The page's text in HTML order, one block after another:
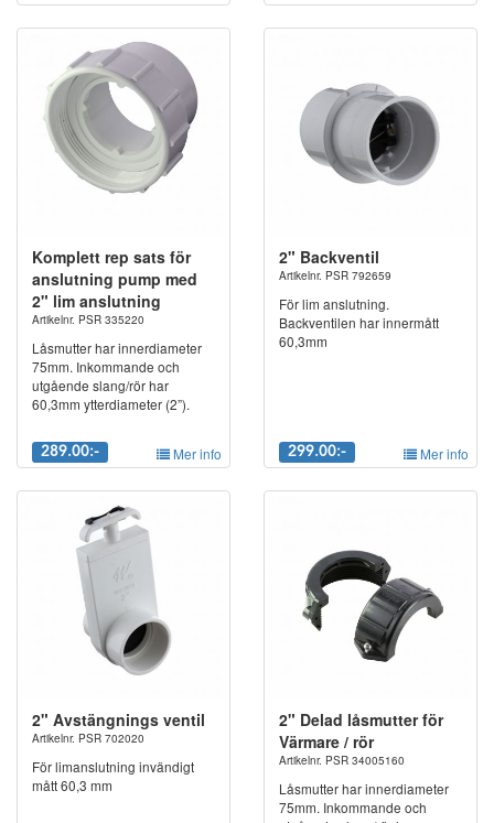
Komplett rep sats för
anslutning pump med
2" lim anslutning
Artikelnr. PSR 335220
Låsmutter har innerdiameter
75mm. Inkommande och
utgående slang/rör har
60,3mm ytterdiameter (2”).
289.00:- Mer info
2" Backventil
Artikelnr. PSR 792659
För lim anslutning.
Backventilen har innermått
60,3mm
299.00:- Mer info
2" Avstängnings ventil
Artikelnr. PSR 702020
För limanslutning invändigt
mått 60,3 mm
2" Delad låsmutter för
Värmare / rör
Artikelnr. PSR 34005160
Låsmutter har innerdiameter
75mm. Inkommande och